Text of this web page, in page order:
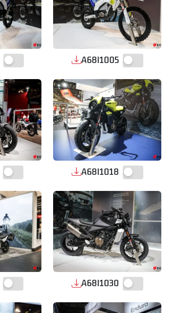
A68I1005
A68I1018
A68I1030